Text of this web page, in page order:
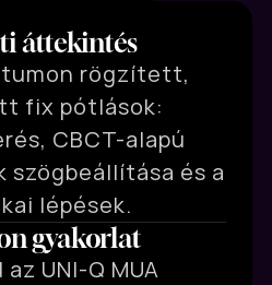
áttekintés
rögzített,
fix pótlások:
CBCT-alapú
szögbeállítása és a
lépések.
gyakorlat
UNI-Q MUA